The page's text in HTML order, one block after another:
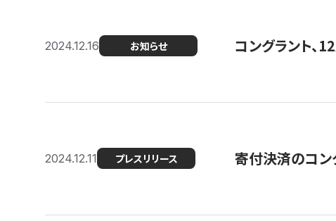
2024.12.16 お知らせ コングラント、
2024.12.11 プレスリリース 寄付決済のコン